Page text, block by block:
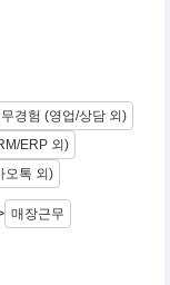
경험 (영업/상담 외)
ERP 외)
오톡 외)
매장근무